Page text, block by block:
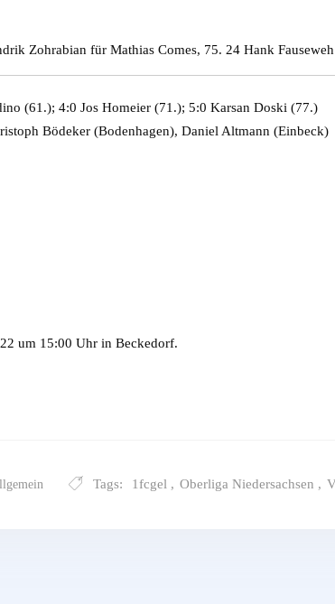
Zohrabian für Mathias Comes, 75. 24 Hank
(61.); 4:0 Jos Homeier (71.); 5:0 Karsan Doski (77.)
Bödeker (Bodenhagen), Daniel Altmann (Einbeck)
um 15:00 Uhr in Beckedorf.
Tags: 1fcgel , Oberliga Niedersachsen ,